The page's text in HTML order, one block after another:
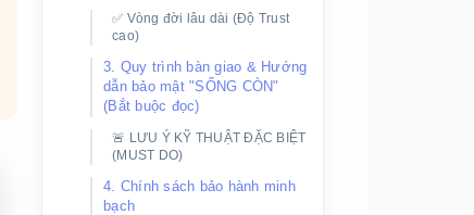
✅ Vòng đời lâu dài (Độ Trust
cao)
3. Quy trình bàn giao & Hướng
dẫn bảo mật "SỐNG CÒN"
(Bắt buộc đọc)
🚨 LƯU Ý KỸ THUẬT ĐẶC BIỆT
(MUST DO)
4. Chính sách bảo hành minh
bạch